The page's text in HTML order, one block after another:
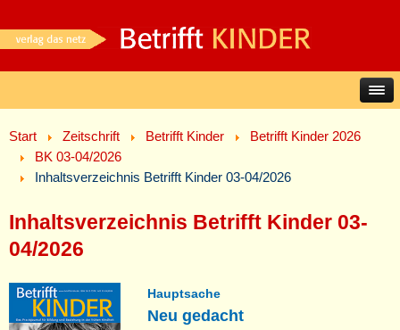
Start Zeitschrift Betrifft Kinder
Betrifft Kinder 2026
BK 03-04/2026
Inhaltsverzeichnis Betrifft Kinder 03-04/2026
Inhaltsverzeichnis Betrifft Kinder 03-
04/2026
Hauptsache
Neu gedacht